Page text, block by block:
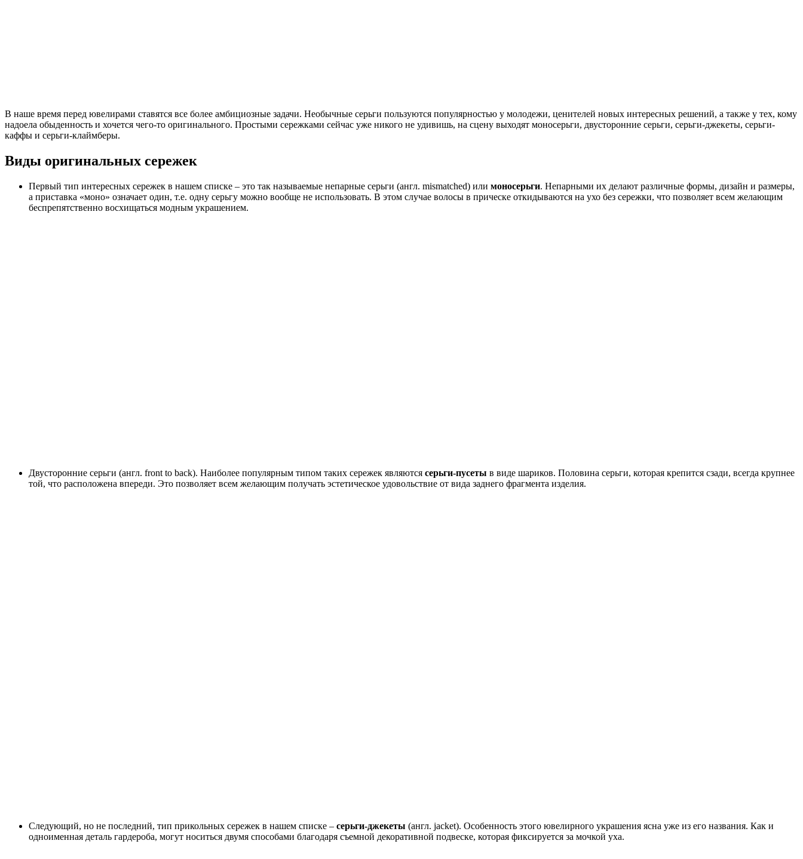
В наше время перед ювелирами ставятся все более амбициозные задачи. Необычные серьги пользуются популярностью у молодежи, ценителей новых интересных решений, а также у тех, кому
надоела обыденность и хочется чего-то оригинального. Простыми сережками сейчас уже никого не удивишь, на сцену выходят моносерьги, двусторонние серьги, серьги-джекеты, серьги-
каффы и серьги-клаймберы.
Виды оригинальных сережек
Первый тип интересных сережек в нашем списке – это так называемые непарные серьги (англ. mismatched) или моносерьги. Непарными их делают различные формы, дизайн и размеры,
а приставка «моно» означает один, т.е. одну серьгу можно вообще не использовать. В этом случае волосы в прическе откидываются на ухо без сережки, что позволяет всем желающим
беспрепятственно восхищаться модным украшением.
Двусторонние серьги (англ. front to back). Наиболее популярным типом таких сережек являются серьги-пусеты в виде шариков. Половина серьги, которая крепится сзади, всегда крупнее
той, что расположена впереди. Это позволяет всем желающим получать эстетическое удовольствие от вида заднего фрагмента изделия.
Следующий, но не последний, тип прикольных сережек в нашем списке – серьги-джекеты (англ. jacket). Особенность этого ювелирного украшения ясна уже из его названия. Как и
одноименная деталь гардероба, могут носиться двумя способами благодаря съемной декоративной подвеске, которая фиксируется за мочкой уха.